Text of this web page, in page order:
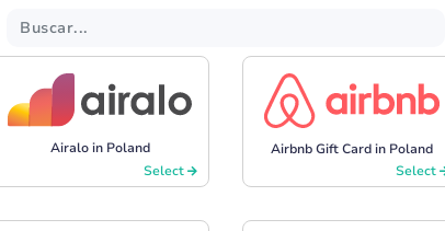
Airalo in Poland
Select
Airbnb Gift Card in Poland
Select